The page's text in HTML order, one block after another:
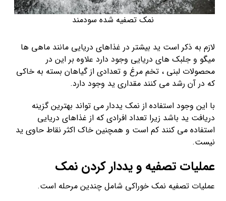
نمک تصفیه شده سودمند
لازم به ذکر است ید بیشتر در غذاهای دریایی مانند ماهی ها
میگو و جلبک های دریایی وجود دارد علاوه بر این در
محصولات لبنی ، تخم مرغ و تعدادی از گیاهان بسته به خاکی
که در آن رشد می کنند مقداری ید وجود دارد.
با این وجود استفاده از نمک یددار می تواند بهترین گزینه
دریافت ید باشد زیرا تعداد افرادی که از غذاهای دریایی
استفاده می کنند کم است و همچنین خاک اکثر نقاط حاوی ید
نیست.
عملیات تصفیه و یددار کردن نمک
عملیات تصفیه نمک خوراکی شامل چندین مرحله است.